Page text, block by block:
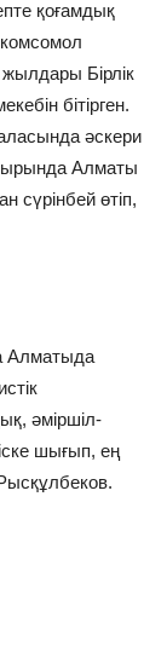
қоғамдық
Бірлік
бітірген.
әскери
Алматы
сүрінбей өтіп,
Алматыда
әміршіл-
шығып, ең